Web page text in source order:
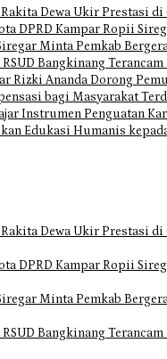
Dewa Ukir Prestasi di
DPRD Kampar Ropii
Minta Pemkab
Bangkinang
Rizki Ananda Dorong
bagi Masyarakat
Instrumen Penguatan
Edukasi Humanis
Dewa Ukir Prestasi di
DPRD Kampar Ropii
Minta Pemkab
Bangkinang